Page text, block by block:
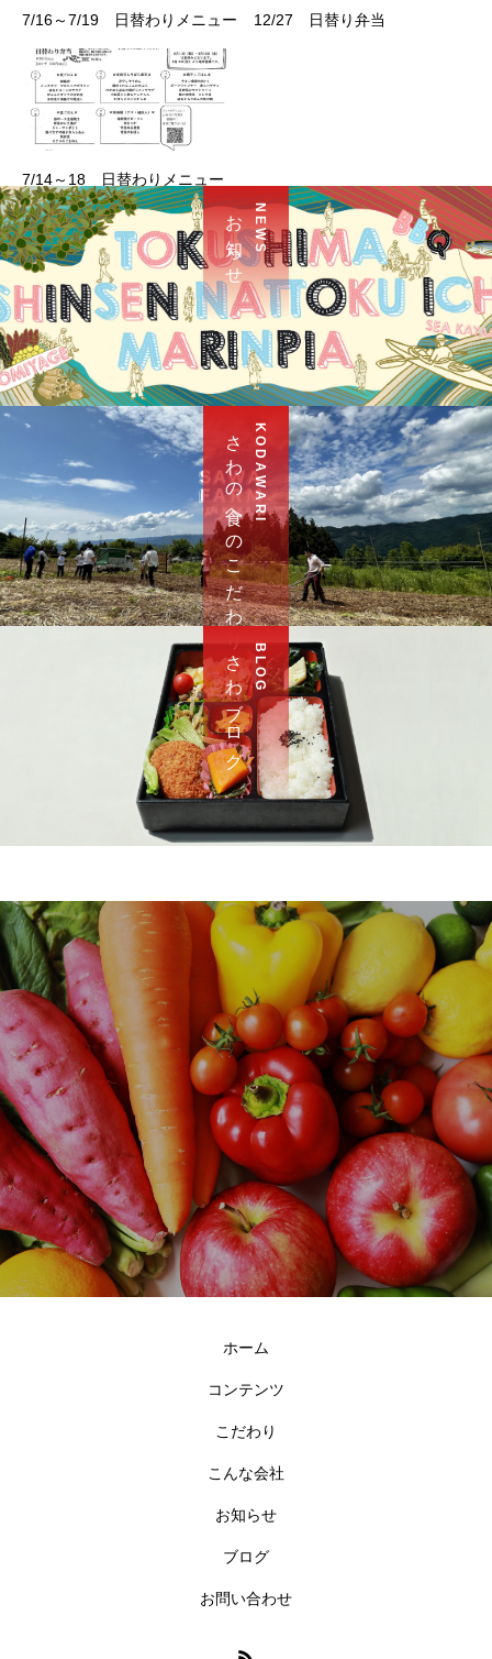
7/16～7/19 日替わりメニュー 12/27 日替り弁当
7/14～18 日替わりメニュー
N E W S
お 知 ら せ
K O D A W A R I
さ わ の 食 へ の こ だ わ り
B L O G
さ わ ブ ロ グ
ホーム
コンテンツ
こだわり
こんな会社
お知らせ
ブログ
お問い合わせ